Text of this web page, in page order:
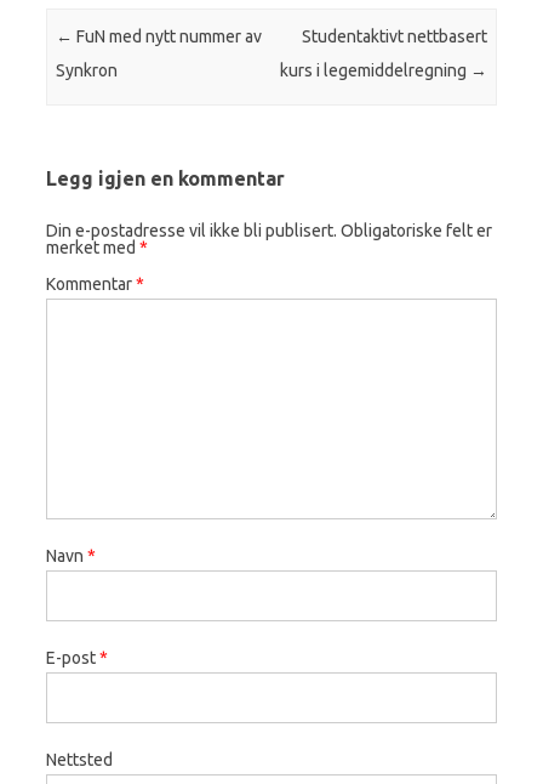
Innleggsnavigasjon
← FuN med nytt nummer av
Synkron
Studentaktivt nettbasert
kurs i legemiddelregning →
Legg igjen en kommentar
Din e-postadresse vil ikke bli publisert. Obligatoriske felt er
merket med *
Kommentar*
Navn *
E-post*
Nettsted